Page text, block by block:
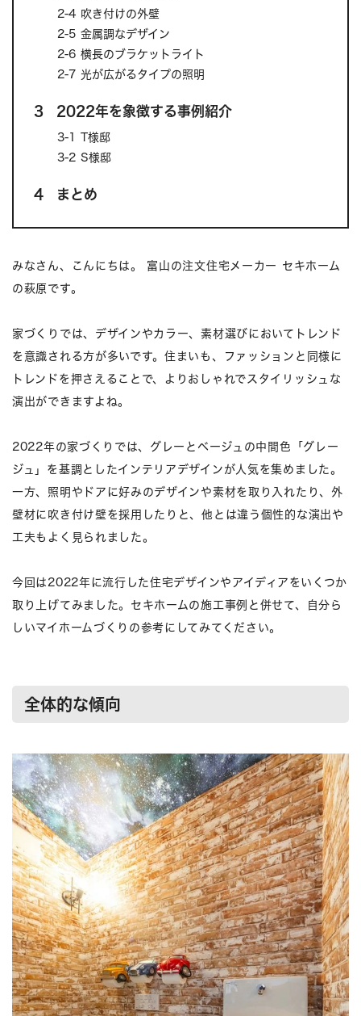
2-4 吹き付けの外壁
2-5 金属調なデザイン
2-6 横長のブラケットライト
2-7 光が広がるタイプの照明
3 2022年を象徴する事例紹介
3-1
T様邸
3-2 S様邸
4 まとめ
みなさん、こんにちは。 富山の注文住宅メーカー セキホーム
の萩原です。
家づくりでは、デザインやカラー、素材選びにおいてトレンド
を意識される方が多いです。住まいも、ファッションと同様に
トレンドを押さえることで、よりおしゃれでスタイリッシュな
演出ができますよね。
2022年の家づくりでは、グレーとベージュの中間色「グレー
ジュ」を基調としたインテリアデザインが人気を集めました。
一方、照明やドアに好みのデザインや素材を取り入れたり、外
壁材に吹き付け壁を採用したりと、他とは違う個性的な演出や
工夫もよく見られました。
今回は2022年に流行した住宅デザインやアイディアをいくつか
取り上げてみました。セキホームの施工事例と併せて、自分ら
しいマイホームづくりの参考にしてみてください。
全体的な傾向